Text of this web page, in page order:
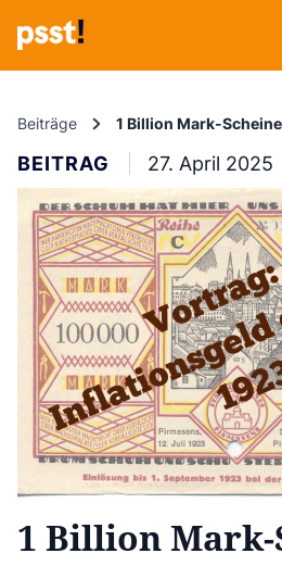
Beiträge 1 Billion Mark-
BEITRAG 27. April 2025
1 Billion Mark-